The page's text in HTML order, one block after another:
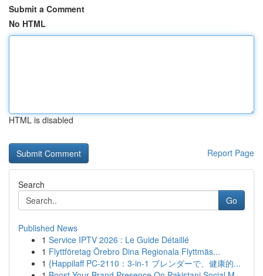
Submit a Comment
No HTML
HTML is disabled
Report Page
Search
Go
Published News
1 Service IPTV 2026 : Le Guide Détaillé
1 Flyttföretag Örebro Dina Regionala Flyttmäs...
1 {Happilaff PC-2110：3-in-1 ブレンダーで、健康的...